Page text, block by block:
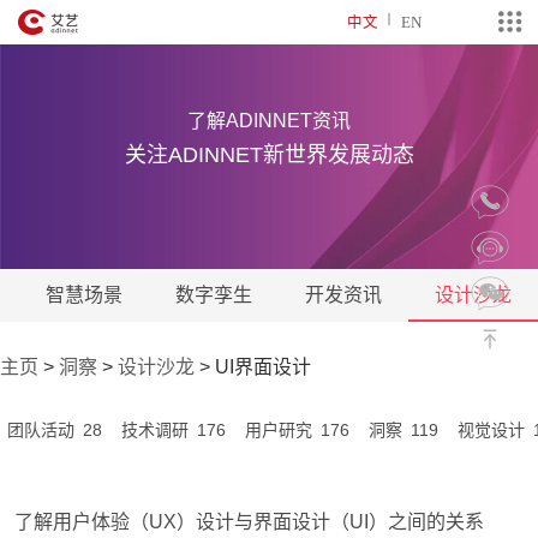
中文 EN
了解ADINNET资讯
关注ADINNET新世界发展动态
智慧场景 数字孪生 开发资讯 设计沙龙
主页 > 洞察 > 设计沙龙 > UI界面设计
团队活动 28 技术调研 176 用户研究 176 洞察 119 视觉设计
了解用户体验（UX）设计与界面设计（UI）之间的关系